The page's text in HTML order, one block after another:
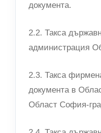
документа.
2.2. Такса
администрация
2.3. Такса
документа в
Област София-